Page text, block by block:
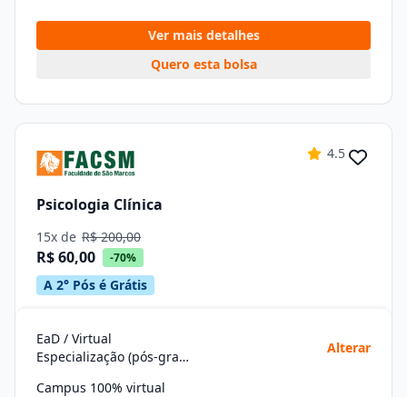
Ver mais detalhes
Quero esta bolsa
4.5
Psicologia Clínica
15x de R$ 200,00
R$ 60,00 -70%
A 2° Pós é Grátis
EaD / Virtual
Especialização (pós-graduação)
Alterar
Campus 100% virtual